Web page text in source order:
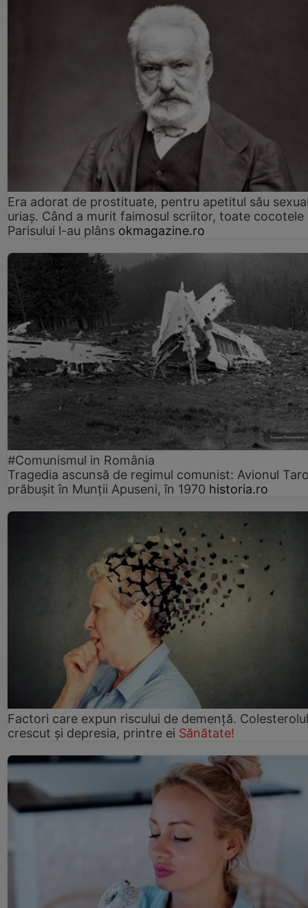
Era adorat de prostituate, pentru apetitul său
uriaș. Când a murit faimosul scriitor, toate cocotele
Parisului l-au plâns okmagazine.ro
#Comunismul in România
Tragedia ascunsă de regimul comunist: Avionul
prăbușit în Munții Apuseni, în 1970 historia.ro
Factori care expun riscului de demență. Colesterolul
crescut şi depresia, printre ei Sănătate!